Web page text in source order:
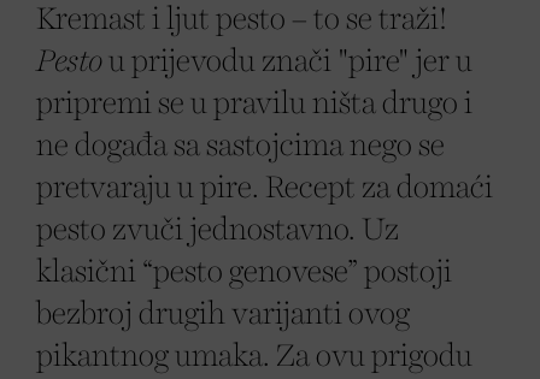
Kremast i ljut pesto – to se traži!
Pesto u prijevodu znači "pire" jer u
pripremi se u pravilu ništa drugo i
ne događa sa sastojcima nego se
pretvaraju u pire. Recept za domaći
pesto zvuči jednostavno. Uz
klasični “pesto genovese” postoji
bezbroj drugih varijanti ovog
pikantnog umaka. Za ovu prigodu